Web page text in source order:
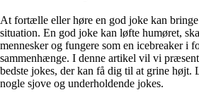
At fortælle eller høre en god joke kan
situation. En god joke kan løfte humøret,
mennesker og fungere som en icebreaker i
sammenhænge. I denne artikel vil vi
bedste jokes, der kan få dig til at grine højt.
nogle sjove og underholdende jokes.